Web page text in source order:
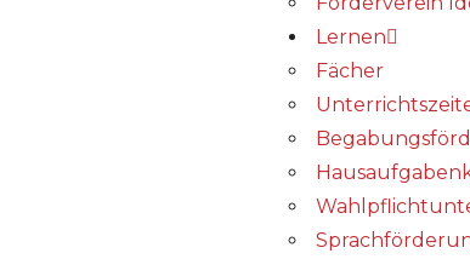
Lernen
Fächer